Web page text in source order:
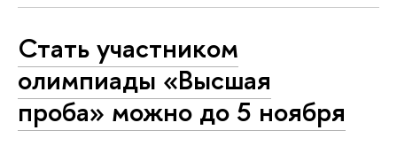
Стать участником
олимпиады «Высшая
проба» можно до 5 ноября